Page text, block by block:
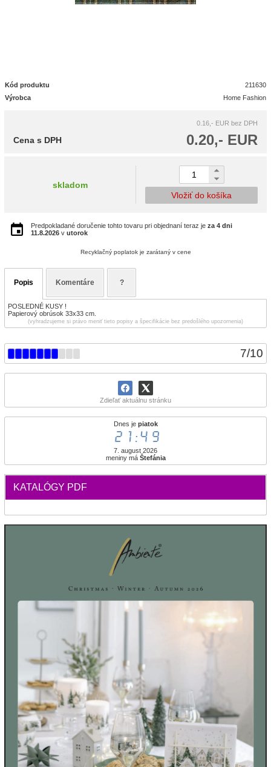
7/10
Zdieľať aktuálnu stránku
Dnes je piatok
21:49
7. august 2026
meniny má Štefánia
KATALÓGY PDF
Kód produktu
211630
Výrobca
Home Fashion
0.16,- EUR bez DPH
0.20,- EUR
Cena s DPH
skladom
Vložiť do košíka
Predpokladané doručenie tohto tovaru pri objednaní teraz je za 4 dni
11.8.2026 v utorok
Recyklačný poplatok je zarátaný v cene
Popis Komentáre ?
POSLEDNÉ KUSY !
Papierový obrúsok 33x33 cm.
(vyhradzujeme si právo meniť tieto popisy a špecifikácie bez predošlého upozornenia)